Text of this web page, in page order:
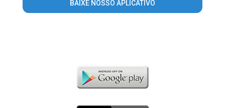
BAIXE NOSSO APLICATIVO